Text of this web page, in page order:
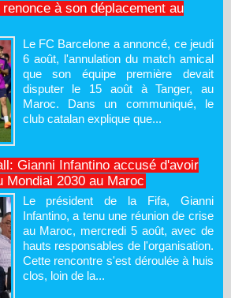
à son déplacement au
Le FC Barcelone a annoncé, ce jeudi
6 août, l'annulation du match amical
que son équipe première devait
disputer le 15 août à Tanger, au
Maroc. Dans un communiqué, le
club catalan explique que...
Gianni Infantino accusé d'avoir
Mondial 2030 au Maroc
Le président de la Fifa, Gianni
Infantino, a tenu une réunion de crise
au Maroc, mercredi 5 août, avec de
hauts responsables de l'organisation.
Cette rencontre s'est déroulée à huis
clos, loin de la...